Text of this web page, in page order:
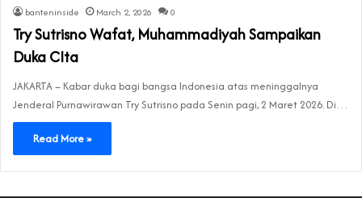
banteninside March 2, 2026 0
Try Sutrisno Wafat, Muhammadiyah Sampaikan
Duka CIta
JAKARTA – Kabar duka bagi bangsa Indonesia atas meninggalnya
Jenderal Purnawirawan Try Sutrisno pada Senin pagi, 2 Maret 2026. Di…
Read More »